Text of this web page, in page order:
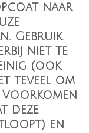
naar
Gebruik
niet te
(ook
teveel om
deze
en